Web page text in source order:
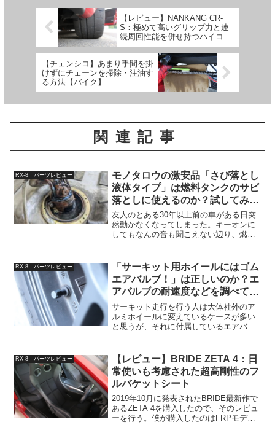
【レビュー】NANKANG CR-
S：極めて高いグリップ力と連
続周回性能を併せ持つハイコス
トパフォーマンスタイヤ
【チェンシコ】あまり手間を掛
けずにチェーンを掃除・注油す
る方法【バイク】
関連記事
RX-8 パーツレビュー
モノタロウの激安品「さび落とし
液体タイプ」は燃料タンクのサビ
落としに使えるのか？試してみた
結果…
友人のとある30年以上前の車がある日突
然動かなくなってしまった。キーオンに
してもなんの音も聞こえない辺り、燃料
ても燃料ポンプを一度も交換した形跡が
ない。燃料タンクも鉄製...
RX-8 パーツレビュー
「サーキット用ホイールにはゴム
エアバルブ！」は正しいのか？エ
アバルブの耐速度などを調べてみ
た結果
サーキット走行を行う人は大体社外のア
ルミホイールに変えているケースが多い
と思うが、それに付属しているエアバル
にはゴムエアバルブ！という通説もしか
したらこんな話を聞いたこ...
RX-8 パーツレビュー
【レビュー】BRIDE ZETA 4：日
常使いも考慮された超高剛性のフ
ルバケットシート
2019年10月に発表されたBRIDE最新作で
あるZETA 4を購入したので、そのレビュ
ーを行う。僕が購入したのはFRPモデル